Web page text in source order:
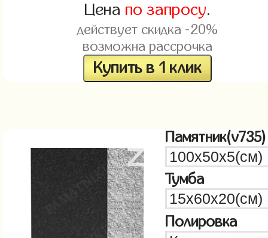
Цена по запросу.
действует скидка -20%
возможна рассрочка
Купить в 1 клик
Памятник(v735)
Тумба
Полировка